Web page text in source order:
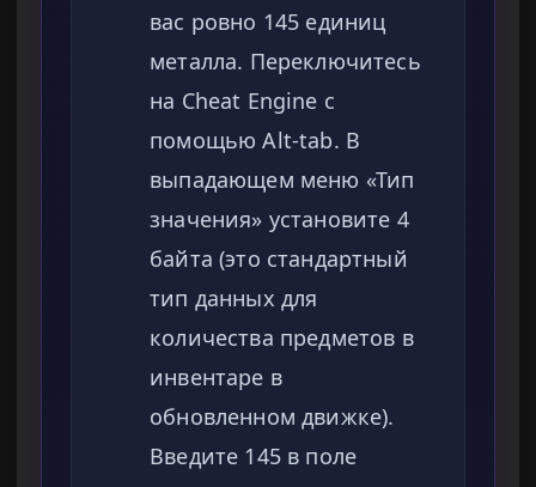
вас ровно 145 единиц
металла. Переключитесь
на Cheat Engine с
помощью Alt-tab. В
выпадающем меню «Тип
значения» установите 4
байта (это стандартный
тип данных для
количества предметов в
инвентаре в
обновленном движке).
Введите 145 в поле